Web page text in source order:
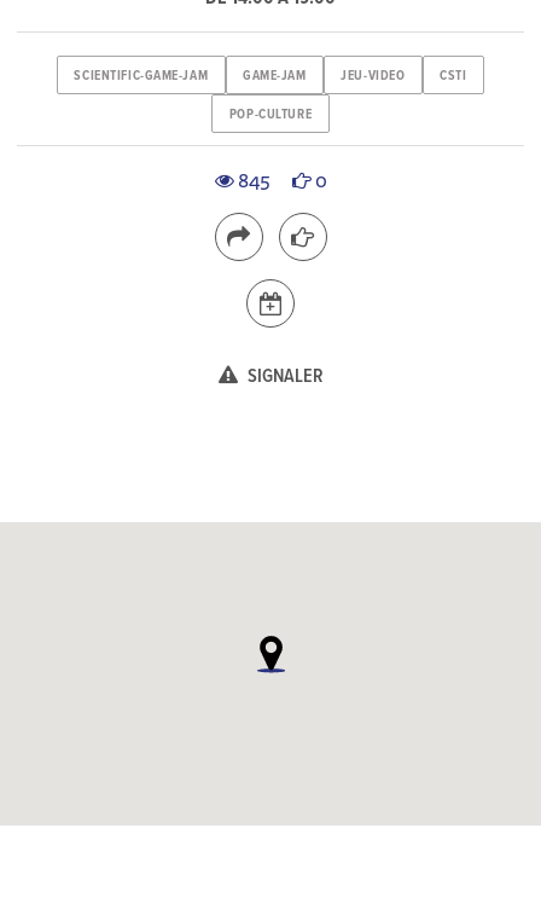
SCIENTIFIC-GAME-JAM GAME-JAM JEU-VIDEO CSTI
POP-CULTURE
845 0
SIGNALER